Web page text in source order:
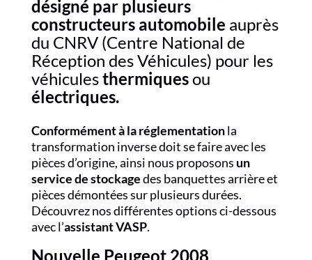
désigné par plusieurs
constructeurs automobile auprès
du CNRV (Centre National de
Réception des Véhicules) pour les
véhiculesthermiquesou
électriques.
Conformément à la réglementationla
transformation inverse doit se faire avec les
pièces d’origine, ainsi nous proposons un
service de stockagedes banquettes arrière et
pièces démontées sur plusieurs durées.
Découvrez nos différentes options ci-dessous
avec l’assistant VASP.
Nouvelle Peugeot 2008